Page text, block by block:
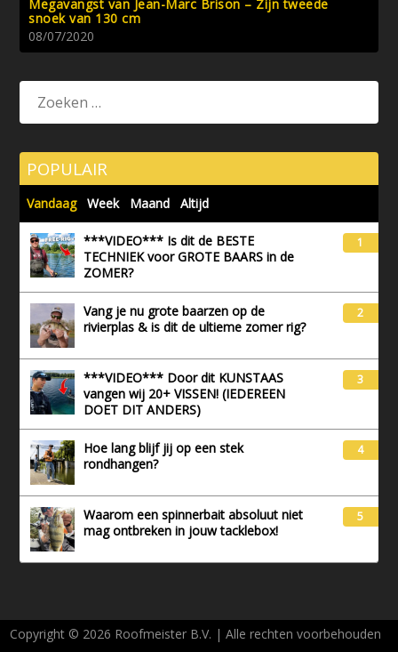
Megavangst van Jean-Marc Brison – Zijn tweede
snoek van 130 cm
08/07/2020
POPULAIR
Vandaag Week Maand Altijd
***VIDEO*** Is dit de BESTE
TECHNIEK voor GROTE BAARS in de
ZOMER?
1
Vang je nu grote baarzen op de
rivierplas & is dit de ultieme zomer rig?
2
***VIDEO*** Door dit KUNSTAAS
vangen wij 20+ VISSEN! (IEDEREEN
DOET DIT ANDERS)
3
Hoe lang blijf jij op een stek
rondhangen?
4
Waarom een spinnerbait absoluut niet
mag ontbreken in jouw tacklebox!
5
Copyright © 2026 Roofmeister B.V. | Alle rechten voorbehouden